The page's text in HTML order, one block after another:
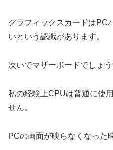
グラフィックスカードはPC
いという認識があります。
次いでマザーボードでしょう
私の経験上CPUは普通に使
せん。
PCの画面が映らなくなった